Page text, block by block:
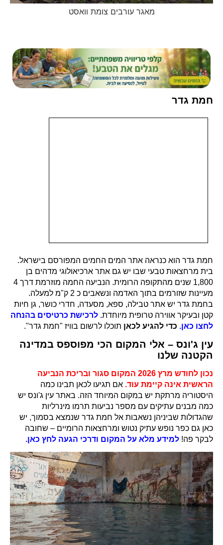
מאגר עורבים צומת וואסט
חמת גדר
חמת גדר הוא כנראה אתר המים החמים המפורסם בישראל.
בית מרחצאות טבעי שבו יש גם אתר ארכיאולוגי מדהים בן
1,800 שנים מהתקופה הרומית. הנביעה החמה מוזרמת דרך 4
מעיינות שזורמים בתוך האדמה ונשאבים כ 2 ק"מ למעלה.
בחמת גדר יש אתר טבילה, ספא, מסעדה, חדרי כושר, גן חיות
קטן ובעיקר אווירה טרופית מיוחדת. לרכישת כרטיסים בהנחה
לחצו כאן. כדי להגיע לכאן תוכלו לרשום בוויז "חמת גדר".
עין ג'ונס – אלי המקום הכי מפוספס במדינה
הקטנה שלנו
נכון לחודש מרץ 2026 המקום סגור ובריכת הנביעה
הראשית אינה קיימת עוד. אם תגיעו לכאן תבינו כמה
היסטוריה מרתקת יש במקום המיוחד הזה. באתר עין ג'ונס יש
כמה מבנים עתיקים עם מספר נביעות תרמו מינרליות
שהגדולות שביניהן נשאבות אל חמת גדר שנמצא בסמוך, יש
כאן גם כפר נופש עתיק נטוש ומרחצאות הרומיים – שחובה
לבקר פה! למידע מלא על המקום ודרכי הגעה לחץ כאן.